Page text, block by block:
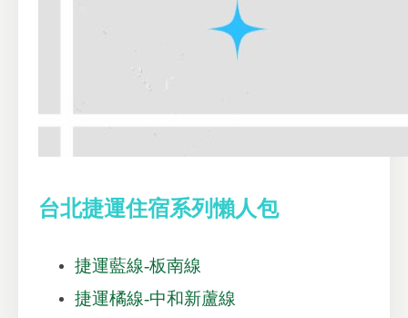
台北捷運住宿系列懶人包
捷運藍線-板南線
捷運橘線-中和新蘆線